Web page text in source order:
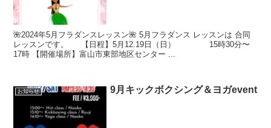
🌺2024年5月フラダンスレッスン🌺 5月フラダンス レッスンは 合同
レッスンです。 【日程】5月12.19日（日） 15時30分〜
17時 【開催場所】富山市東部地区センター ...
お知らせ 9月キックボクシング＆ヨガevent